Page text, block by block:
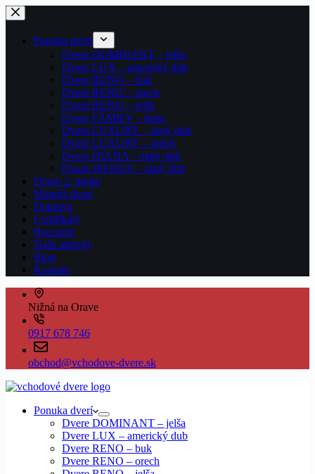
Skip
to
contentPonuka dverí
Dvere DOMINANT – jelša
Dvere LUX – americký dub
Dvere RENO – buk
Dvere RENO – orech
Dvere RENO – jelša
Dvere FAMILY – biele
Dvere LUXURY – zlatý dub
Dvere LUXURY – orech
Dvere DIANA – zlatý dub
Dvere WENUS – zlatý dub
Dvere 2. trieda
Montáž dverí
Doprava
Certifikáty
Recenzie
Naše aktivity
Blog
Kontakt
Nižná na Orave
0917 678 746
obchod@vchodove-dvere.sk
Ponuka dverí
Dvere DOMINANT – jelša
Dvere LUX – americký dub
Dvere RENO – buk
Dvere RENO – orech